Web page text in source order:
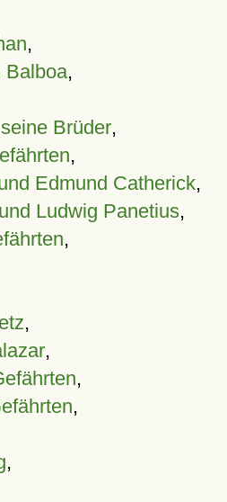
,
Balboa,
Brüder,
,
Edmund Catherick,
Ludwig Panetius,
,
,
,
,
,
,